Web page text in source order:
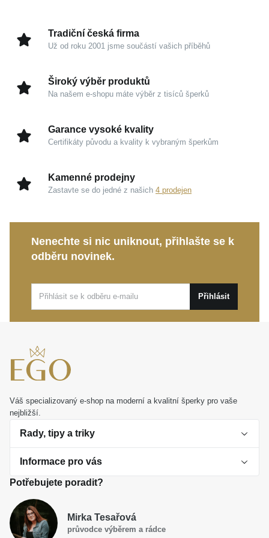
volnočasovému svetru, vždy bude působit prestižně a
vysoce vkusně.
Kouzlo v detailech
a nikdy nevychází z módy.
kterému dodává jemnou záři.
Stylový design FOX:
a maximální pohodlí při nošení.
Tento nádherný šperk je nejen krásnou odměnou pro
vás samotné, ale také naprosto ideálním dárkem,
vzpomínku. Hodí se jak pro každodenní radost, tak
pro výjimečné slavnostní události.
Tradiční česká firma
Už od roku 2001 jsme součástí vašich příběhů
Široký výběr produktů
Na našem e-shopu máte výběr z tisíců šperků
Garance vysoké kvality
Certifikáty původu a kvality k vybraným šperkům
Kamenné prodejny
Zastavte se do jedné z našich 4 prodejen
Nenechte si nic uniknout, přihlašte se k
odběru novinek.
Přihlásit
Váš specializovaný e-shop na moderní a kvalitní šperky pro vaše
nejbližší.
Rady, tipy a triky
O perlách
Jak vybrat perlový šperk
Dárková inspirace
Informace pro vás
Obchodní podmínky
Potřebujete poradit?
Mirka Tesařová
průvodce výběrem a rádce